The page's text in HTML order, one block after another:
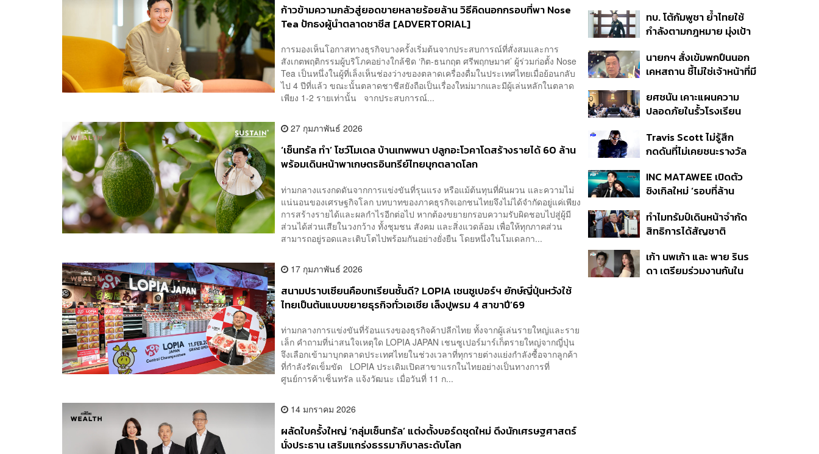
ก้าวข้ามความกลัวสู่ยอดขายหลายร้อยล้าน วิธีคิดนอกกรอบที่พา Nose
Tea ปักธงผู้นำตลาดชาชีส [ADVERTORIAL]
การมองเห็นโอกาสทางธุรกิจบางครั้งเริ่มต้นจากประสบการณ์ที่สั่งสมและการ
สังเกตพฤติกรรมผู้บริโภคอย่างใกล้ชิด ‘กิต-ธนกฤต ศรีพฤกษมาศ’ ผู้ร่วมก่อตั้ง Nose
Tea เป็นหนึ่งในผู้ที่เล็งเห็นช่องว่างของตลาดเครื่องดื่มในประเทศไทยเมื่อย้อนกลับ
ไป 4 ปีที่แล้ว ขณะนั้นตลาดชาชีสยังถือเป็นเรื่องใหม่มากและมีผู้เล่นหลักในตลาด
เพียง 1-2 รายเท่านั้น จากประสบการณ์...
27 กุมภาพันธ์ 2026
‘เซ็นทรัล ทำ’ โชว์โมเดล บ้านเทพพนา ปลูกอะโวคาโดสร้างรายได้ 60 ล้าน
พร้อมเดินหน้าพาเกษตรอินทรีย์ไทยบุกตลาดโลก
ท่ามกลางแรงกดดันจากการแข่งขันที่รุนแรง หรือแม้ต้นทุนที่ผันผวน และความไม่
แน่นอนของเศรษฐกิจโลก บทบาทของภาคธุรกิจเอกชนไทยจึงไม่ได้จำกัดอยู่แค่เพียง
การสร้างรายได้และผลกำไรอีกต่อไป หากต้องขยายกรอบความรับผิดชอบไปสู่ผู้มี
ส่วนได้ส่วนเสียในวงกว้าง ทั้งชุมชน สังคม และสิ่งแวดล้อม เพื่อให้ทุกภาคส่วน
สามารถอยู่รอดและเติบโตไปพร้อมกันอย่างยั่งยืน โดยหนึ่งในโมเดลกา...
17 กุมภาพันธ์ 2026
สนามปราบเซียนคือบทเรียนชั้นดี? LOPIA เชนซูเปอร์ฯ ยักษ์ญี่ปุ่นหวังใช้
ไทยเป็นต้นแบบขยายธุรกิจทั่วเอเชีย เล็งปูพรม 4 สาขาปี’69
ท่ามกลางการแข่งขันที่ร้อนแรงของธุรกิจค้าปลีกไทย ทั้งจากผู้เล่นรายใหญ่และราย
เล็ก คำถามที่น่าสนใจเหตุใด LOPIA JAPAN เชนซูเปอร์มาร์เก็ตรายใหญ่จากญี่ปุ่น
จึงเลือกเข้ามาบุกตลาดประเทศไทยในช่วงเวลาที่ทุกรายต่างแย่งกำลังซื้อจากลูกค้า
ที่กำลังรัดเข็มขัด LOPIA ประเดิมเปิดสาขาแรกในไทยอย่างเป็นทางการที่
ศูนย์การค้าเซ็นทรัล แจ้งวัฒนะ เมื่อวันที่ 11 ก...
14 มกราคม 2026
ผลัดใบครั้งใหญ่ ‘กลุ่มเซ็นทรัล’ แต่งตั้งบอร์ดชุดใหม่ ดึงนักเศรษฐศาสตร์
นั่งประธาน เสริมแกร่งธรรมาภิบาลระดับโลก
ครั้ง ตลอด 10 ปีที่ผ่านมา
ทบ. โต้กัมพูชา ย้ำไทยใช้
กำลังตามกฎหมาย มุ่งเป้า
หายไทยไม่อาจลบด้วย
ข้อมูลบิดเบือน
นายกฯ สั่งเข้มพกปืนนอก
เคหสถาน ชี้ไม่ใช่เจ้าหน้าที่มี
ก่อเหตุ เจ้าของร่วมรับผิด
ยศชนัน เคาะแผนความ
ปลอดภัยในรั้วโรงเรียน
ดูแล-คุมเข้มคัดกรองสิ่ง
ผิดกฎหมาย
Travis Scott ไม่รู้สึก
กดดันที่ไม่เคยชนะรางวัล
แล้ว 10 ครั้ง
INC MATAWEE เปิดตัว
ซิงเกิลใหม่ ‘รอบที่ล้าน
มาแสดงในมิวสิกวิดีโอ
ทำไมทรัมป์เดินหน้าจำกัด
สิทธิการได้สัญชาติ
แม้ศาลสูงสุดเคยตัดสิน
คัดค้าน
เก้า นพเก้า และ พาย รินร
ดา เตรียมร่วมงานกันใน